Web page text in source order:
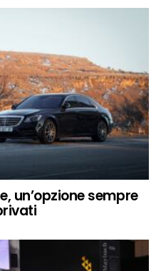
un’opzione sempre